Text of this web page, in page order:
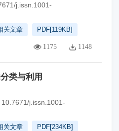
j.issn.1001-
关文章 PDF[119KB]
1175 1148
类与利用
10.7671/j.issn.1001-
关文章 PDF[234KB]